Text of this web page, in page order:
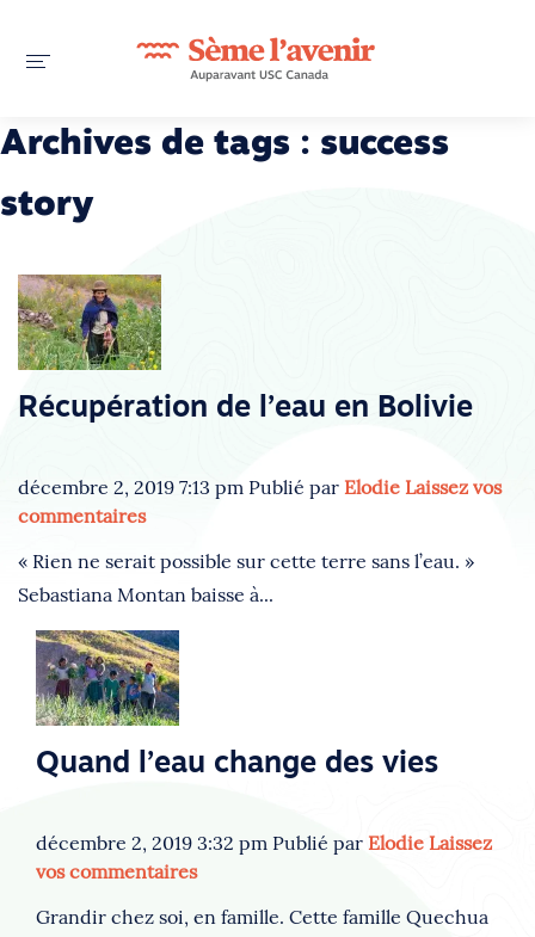
Archives de tags : success
story
Récupération de l’eau en Bolivie
décembre 2, 2019 7:13 pm Publié par Elodie Laissez vos
commentaires
« Rien ne serait possible sur cette terre sans l’eau. »
Sebastiana Montan baisse à...
Quand l’eau change des vies
décembre 2, 2019 3:32 pm Publié par Elodie Laissez
vos commentaires
Grandir chez soi, en famille. Cette famille Quechua